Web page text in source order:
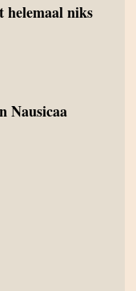
helemaal niks
Nausicaa